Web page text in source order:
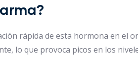
rápida de esta hormona en el
lo que provoca picos en los